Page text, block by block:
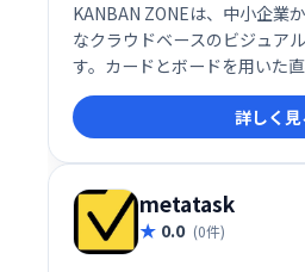
KANBAN ZONEは、中小企業
なクラウドベースのビジュア
す。カードとボードを用いた
スで、プロジェクトやタスク
ン、優先順位付け、ワークフ
す。インタラクティブなシス
での効率的な作業を実現し、
す。
詳しく見
metatask
0.0 (0件)